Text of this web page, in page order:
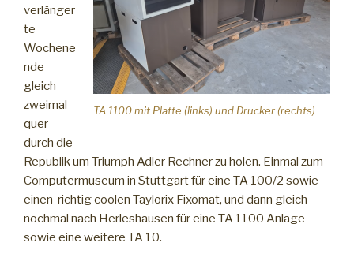
TA 1100 mit Platte (links) und Drucker (rechts)
verlänger
te
Wochene
nde
gleich
zweimal
quer
durch die
Republik um Triumph Adler Rechner zu holen. Einmal zum
Computermuseum in Stuttgart für eine TA 100/2 sowie
einen richtig coolen Taylorix Fixomat, und dann gleich
nochmal nach Herleshausen für eine TA 1100 Anlage
sowie eine weitere TA 10.